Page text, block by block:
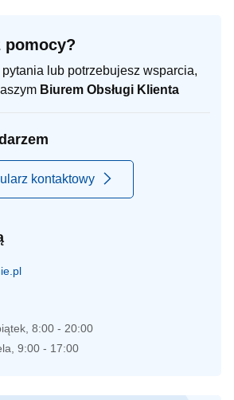
pomocy?
lub potrzebujesz wsparcia,
Biurem Obsługi Klienta
kontaktowy
8:00 - 20:00
9:00 - 17:00